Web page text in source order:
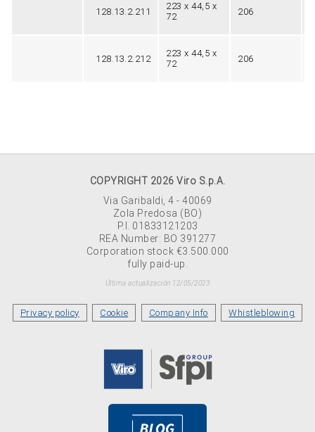
128.13.2.211
223 x 44,5 x
72
206
128.13.2.212
223 x 44,5 x
72
206
COPYRIGHT 2026 Viro S.p.A.
Via Garibaldi, 4 - 40069
Zola Predosa (BO)
P.I. 01833121203
REA Number: BO 391277
Corporation stock €3.500.000
fully paid-up.
Última actualización 12/05/2023
Privacy policy Cookie Company Info Whistleblowing